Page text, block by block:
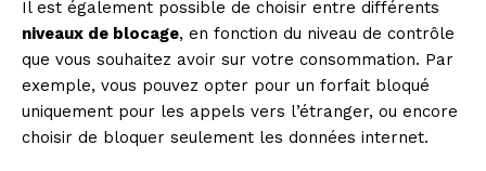
Il est également possible de choisir entre différents
niveaux de blocage, en fonction du niveau de contrôle
que vous souhaitez avoir sur votre consommation. Par
exemple, vous pouvez opter pour un forfait bloqué
uniquement pour les appels vers l’étranger, ou encore
choisir de bloquer seulement les données internet.